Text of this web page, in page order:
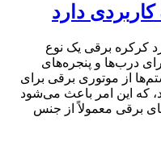
دارد
کرکره برقی یک نوع
درب‌ها و پنجره‌های
از موتوری برقی برای
که این امر باعث می‌شود
برقی معمولاً از جنس